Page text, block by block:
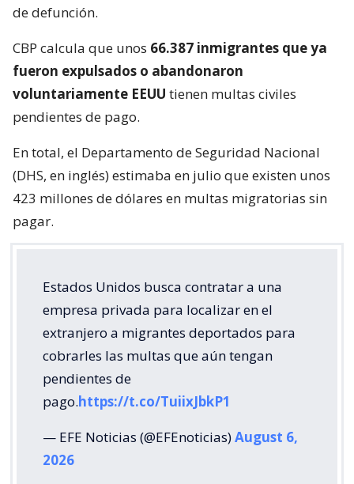
de defunción.
CBP calcula que unos 66.387 inmigrantes que ya
fueron expulsados o abandonaron
voluntariamente EEUU tienen multas civiles
pendientes de pago.
En total, el Departamento de Seguridad Nacional
(DHS, en inglés) estimaba en julio que existen unos
423 millones de dólares en multas migratorias sin
pagar.
Estados Unidos busca contratar a una
empresa privada para localizar en el
extranjero a migrantes deportados para
cobrarles las multas que aún tengan
pendientes de
pago.https://t.co/TuiixJbkP1
— EFE Noticias (@EFEnoticias)August 6,
2026